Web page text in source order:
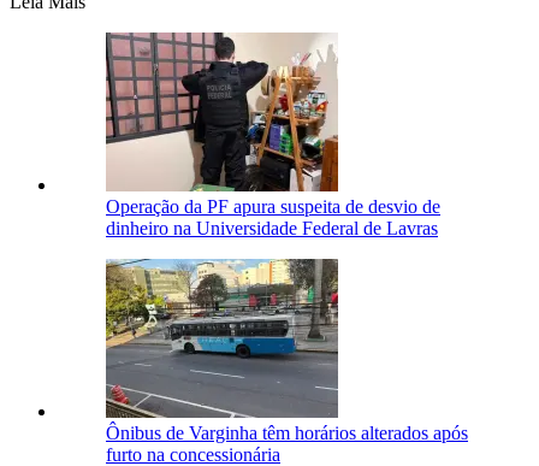
Operação da PF apura suspeita de desvio de
dinheiro na Universidade Federal de Lavras
Ônibus de Varginha têm horários alterados após
furto na concessionária